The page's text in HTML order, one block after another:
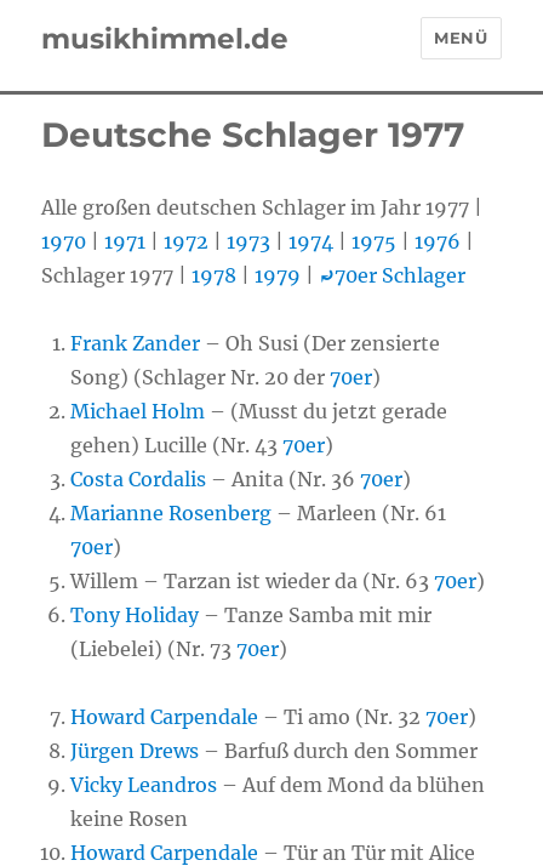
musikhimmel.de MENÜ
Deutsche Schlager 1977
Alle großen deutschen Schlager im Jahr 1977 |
1970 |1971 |1972 |1973 |1974 |1975 |1976
Schlager 1977 |1978 |1979 ⤾70er Schlager
Frank Zander – Oh Susi (Der zensierte
Song) (Schlager Nr. 20 der70er)
Michael Holm – (Musst du jetzt gerade
gehen) Lucille (Nr. 4370er)
Costa Cordalis – Anita (Nr. 3670er)
Marianne Rosenberg – Marleen (Nr. 61
70er)
Willem – Tarzan ist wieder da (Nr. 6370er)
Tony Holiday– Tanze Samba mit mir
(Liebelei) (Nr. 7370er)
Howard Carpendale – Ti amo (Nr. 3270er)
Jürgen Drews – Barfuß durch den Sommer
Vicky Leandros – Auf dem Mond da blühen
keine Rosen
Howard Carpendale – Tür an Tür mit Alice